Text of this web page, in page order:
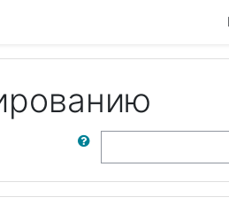
Поиск по форумам